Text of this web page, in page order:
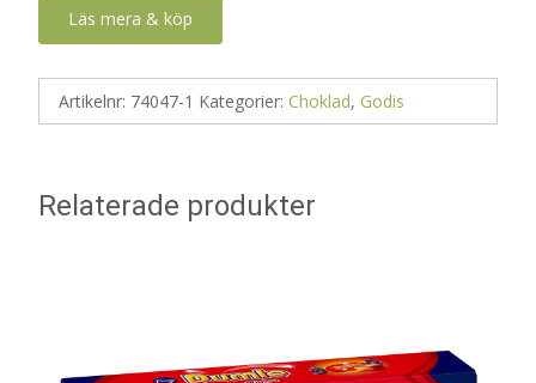
Läs mera & köp
Artikelnr: 74047-1 Kategorier: Choklad, Godis
Relaterade produkter